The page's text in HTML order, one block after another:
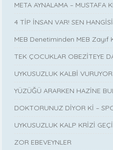
META AYNALAMA – MUSTAFA
4 TİP İNSAN VAR! SEN
MEB Denetiminden MEB Zayıf
TEK ÇOCUKLAR OBEZİTEYE
UYKUSUZLUK KALBİ VURUYOR
YÜZÜĞÜ ARARKEN HAZİNE
DOKTORUNUZ DİYOR Kİ –
UYKUSUZLUK KALP KRİZİ
ZOR EBEVEYNLER